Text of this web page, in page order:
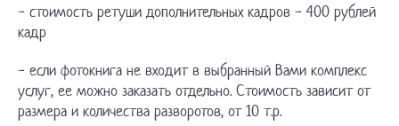
- стоимость ретуши дополнительных кадров - 400 рублей
кадр
- если фотокнига не входит в выбранный Вами комплекс
услуг, ее можно заказать отдельно. Стоимость зависит от
размера и количества разворотов, от 10 т.р.